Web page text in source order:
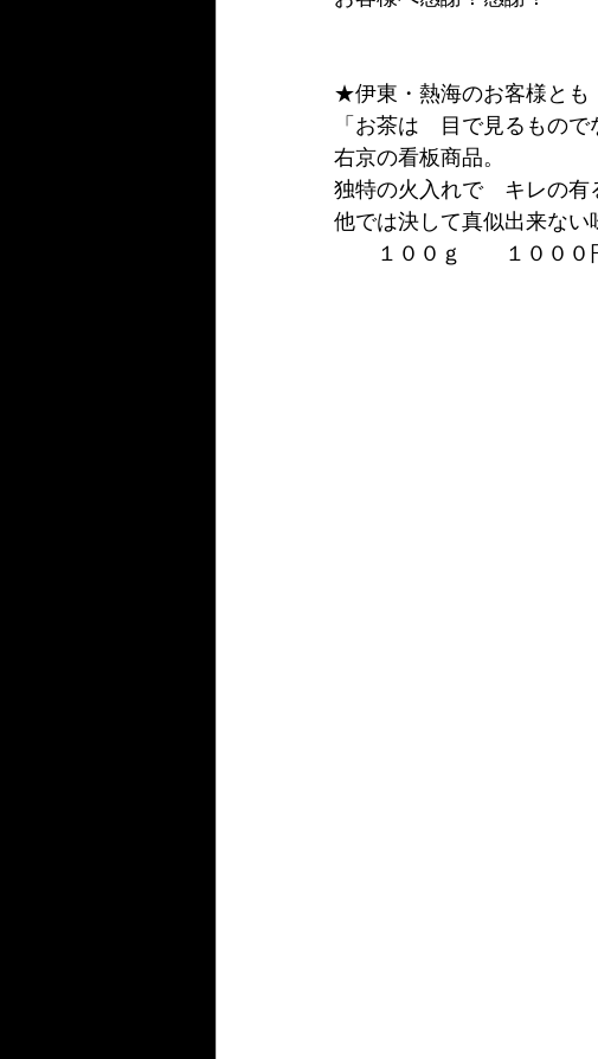
★伊東・熱海のお客様とも
「お茶は　目で見るもの
右京の看板商品。
独特の火入れで　キレの有
他では決して真似出来ない
１００ｇ　　１０００